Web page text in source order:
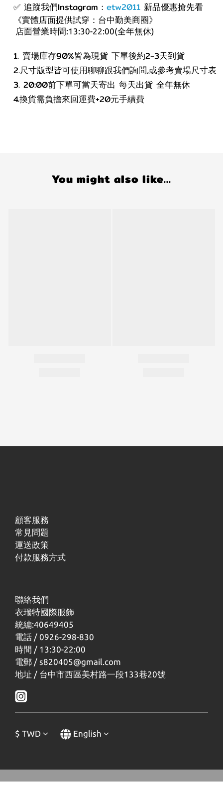
✅ 追蹤我們Instagram : etw2011 新品優惠搶先看
《實體店面提供試穿：台中勤美商圈》
店面營業時間:13:30-22:00(全年無休)
1. 賣場庫存90%皆為現貨 下單後約2-3天到貨
2.尺寸版型皆可使用聊聊跟我們詢問,或參考賣場尺寸表
3. 20:00前下單可當天寄出 每天出貨 全年無休
4.換貨需負擔來回運費+20元手續費
You might also like...
顧客服務
常見問題
運送政策
付款服務方式
聯絡我們
衣瑞特國際服飾
統編:40649405
電話 / 0926-298-830
時間 / 13:30-22:00
電郵 / s820405@gmail.com
地址 / 台中市西區美村路一段133巷20號
$ TWD English